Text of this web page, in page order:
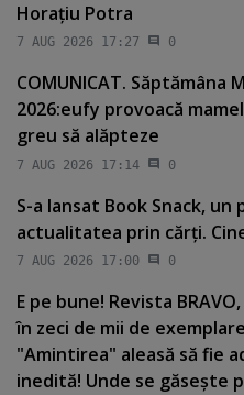
Horaţiu Potra
7 AUG 2026 17:27 0
COMUNICAT. Săptămâna
2026:eufy provoacă
greu să alăpteze
7 AUG 2026 17:14 0
S-a lansat Book Snack,
actualitatea prin cărţi.
7 AUG 2026 17:00 0
E pe bune! Revista
în zeci de mii de
"Amintirea" aleasă să fie
inedită! Unde se găseşte